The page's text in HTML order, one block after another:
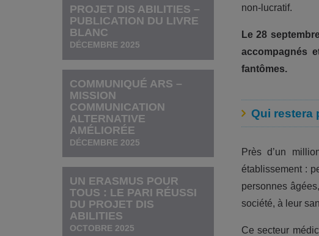
PROJET DIS ABILITIES –
PUBLICATION DU LIVRE
BLANC
DÉCEMBRE 2025
COMMUNIQUÉ ARS –
MISSION
COMMUNICATION
ALTERNATIVE
AMÉLIORÉE
DÉCEMBRE 2025
UN ERASMUS POUR
TOUS : LE PARI RÉUSSI
DU PROJET DIS
ABILITIES
OCTOBRE 2025
non-lucratif.
Le 28
accompagnés
fantômes.
Qui restera
Près d’un
établissement :
personnes
société, à leur
Ce secteur